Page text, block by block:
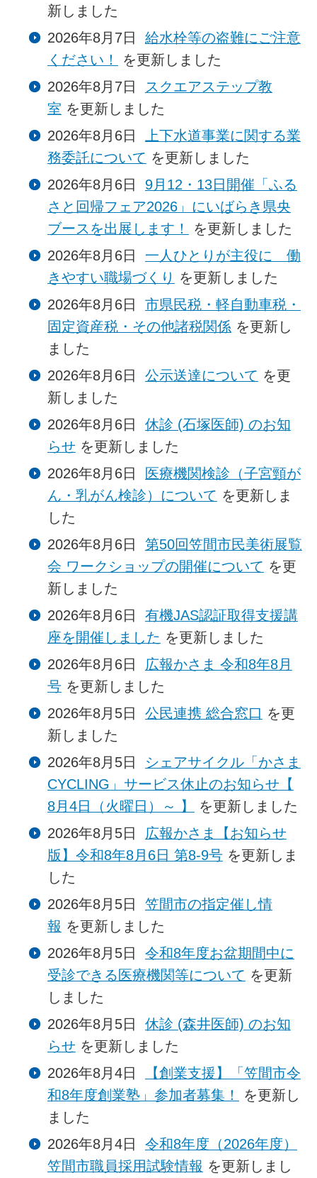
新しました
2026年8月7日 給水栓等の盗難にご注意
ください！
を更新しました
2026年8月7日
スクエアステップ教
室 を更新しました
2026年8月6日
上下水道事業に関する業
務委託について を更新しました
2026年8月6日 9月12・13日開催「ふる
さと回帰フェア2026」にいばらき県央
ブースを出展します！
を更新しました
2026年8月6日 一人ひとりが主役に 働
きやすい職場づくり を更新しました
2026年8月6日 市県民税・軽自動車税・
固定資産税・その他諸税関係を更新し
ました
2026年8月6日 公示送達について を更
新しました
2026年8月6日 休診 (石塚医師) のお知
らせを更新しました
2026年8月6日 医療機関検診（子宮頸が
ん・乳がん検診）について を更新しま
した
2026年8月6日 第50回笠間市民美術展覧
会 ワークショップの開催について を更
新しました
2026年8月6日 有機JAS認証取得支援講
座を開催しました を更新しました
2026年8月6日 広報かさま 令和8年8月
号を更新しました
2026年8月5日 公民連携 総合窓口 を更
新しました
2026年8月5日 シェアサイクル「かさま
CYCLING」サービス休止のお知らせ【
8月4日（火曜日）～ 】
を更新しました
2026年8月5日 広報かさま【お知らせ
版】令和8年8月6日 第8-9号を更新しま
した
2026年8月5日 笠間市の指定催し情
報 を更新しました
2026年8月5日 令和8年度お盆期間中に
受診できる医療機関等について を更新
しました
2026年8月5日 休診 (森井医師) のお知
らせを更新しました
2026年8月4日
【創業支援】「笠間市令
和8年度創業塾」参加者募集！
を更新し
ました
2026年8月4日 令和8年度（2026年度）
笠間市職員採用試験情報 を更新しまし